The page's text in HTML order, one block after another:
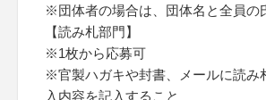
※団体者の場合は、団体名と全員の
【読み札部門】
※1枚から応募可
※官製ハガキや封書、メールに読み
入内容を記入すること